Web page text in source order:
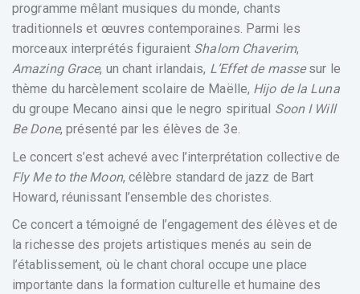
programme mêlant musiques du monde, chants
traditionnels et œuvres contemporaines. Parmi les
morceaux interprétés figuraient Shalom Chaverim,
Amazing Grace, un chant irlandais, L’Effet de massesur le
thème du harcèlement scolaire de Maëlle, Hijo de la Luna
du groupe Mecano ainsi que le negro spiritual Soon I Will
Be Done, présenté par les élèves de 3e.
Le concert s’est achevé avec l’interprétation collective de
Fly Me to the Moon, célèbre standard de jazz de Bart
Howard, réunissant l’ensemble des choristes.
Ce concert a témoigné de l’engagement des élèves et de
la richesse des projets artistiques menés au sein de
l’établissement, où le chant choral occupe une place
importante dans la formation culturelle et humaine des